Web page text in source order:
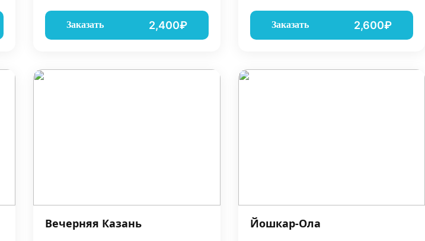
Заказать 2,400₽ Заказать 2,600₽
Вечерняя Казань Йошкар-Ола